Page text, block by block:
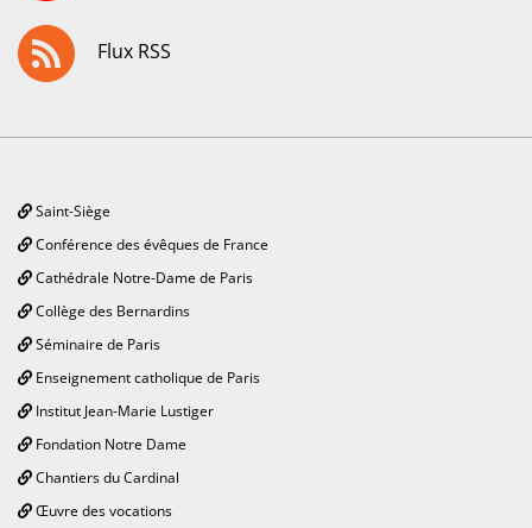
Flux RSS
Saint-Siège
Conférence des évêques de France
Cathédrale Notre-Dame de Paris
Collège des Bernardins
Séminaire de Paris
Enseignement catholique de Paris
Institut Jean-Marie Lustiger
Fondation Notre Dame
Chantiers du Cardinal
Œuvre des vocations